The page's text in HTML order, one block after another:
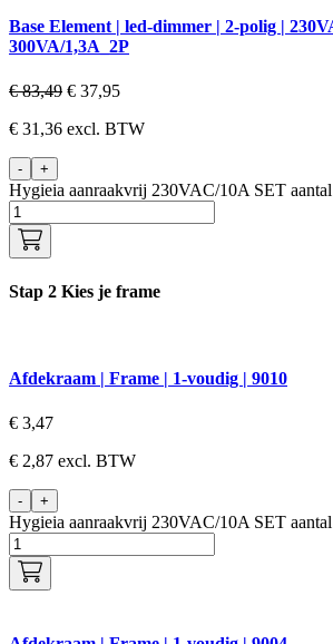
Base Element | led-dimmer | 2-polig |
300VA/1,3A_2P
€83,49 € 37,95
€ 31,36 excl. BTW
- +
Hygieia aanraakvrij 230VAC/10A SET aantal
Stap 2 Kies je frame
Afdekraam | Frame | 1-voudig | 9010
€ 3,47
€ 2,87 excl. BTW
- +
Hygieia aanraakvrij 230VAC/10A SET aantal